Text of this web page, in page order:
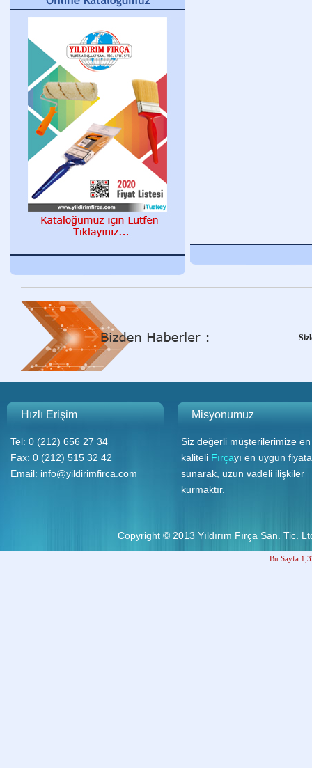
Hızlı Erişim
Tel: 0 (212) 656 27 34
Fax: 0 (212) 515 32 42
Email: info@yildirimfirca.com
Misyonumuz
Siz değerli müşterilerimize en
kaliteli Fırçayı en uygun fiyata
sunarak, uzun vadeli ilişkiler
kurmaktır.
Copyright © 2013Yıldırım Fırça San. Tic.
Bu Sayfa